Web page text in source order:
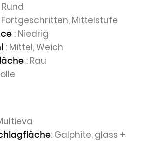
Rund
Fortgeschritten, Mittelstufe
: Niedrig
: Mittel, Weich
: Rau
: Galphite, glass +